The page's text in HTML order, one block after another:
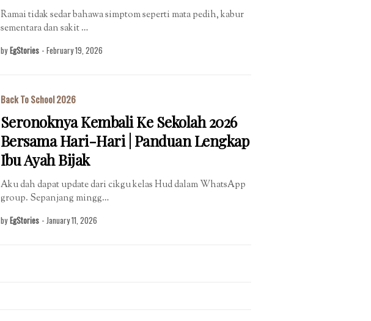
Ramai tidak sedar bahawa simptom seperti mata pedih, kabur
sementara dan sakit …
by EgStories - February 19, 2026
Back To School 2026
Seronoknya Kembali Ke Sekolah 2026
Bersama Hari-Hari | Panduan Lengkap
Ibu Ayah Bijak
Aku dah dapat update dari cikgu kelas Hud dalam WhatsApp
group. Sepanjang mingg…
by EgStories - January 11, 2026